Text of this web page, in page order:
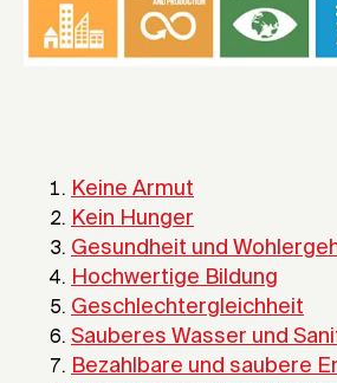
Keine Armut
Kein Hunger
Gesundheit und
Hochwertige Bildung
Geschlechtergleichheit
Sauberes Wasser und
Bezahlbare und saubere